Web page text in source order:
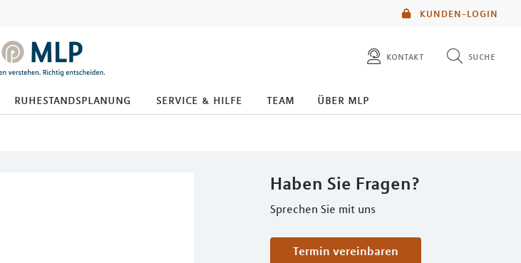
KUNDEN-LOGIN
kontakt suche
diese website durchsuchen
ruhestandsplanung service & hilfe team über mlp
Haben Sie Fragen?
Sprechen Sie mit uns
Termin vereinbaren